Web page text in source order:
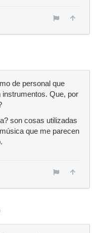
de personal que
Que, por
son cosas utilizadas
que me parecen